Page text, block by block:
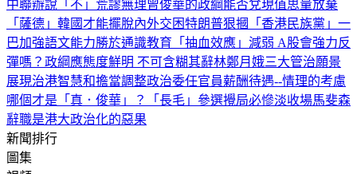
中聯辦說「不」荒謬無理曾俊華的政綱能否兌現值思量放棄
「薩德」韓國才能擺脫內外交困特朗普狠摑「香港民族黨」一
巴加強語文能力勝於通識教育 「抽血效應」減弱 A股會強力反
彈嗎？ 政綱應態度鮮明 不可含糊其辭林鄭月娥三大管治願景
展現治港智慧和擔當調整政治委任官員薪酬待遇--情理的考慮
哪個才是「真．俊華」？
「長毛」參選攪局必慘淡收場馬斐森
辭職是港大政治化的惡果
新聞排行
圖集